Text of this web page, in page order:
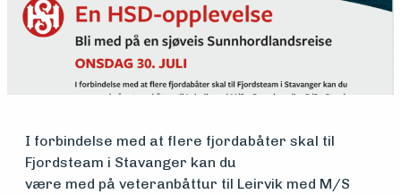
Medlemsfartøy
om
midler
I forbindelse med at flere fjordabåter skal til
Fjordsteam i Stavanger kan du
være med på veteranbåttur til Leirvik med M/S